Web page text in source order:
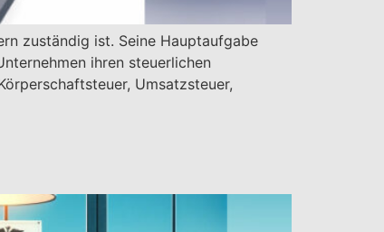
zuständig ist. Seine Hauptaufgabe
ihren steuerlichen
Umsatzsteuer,